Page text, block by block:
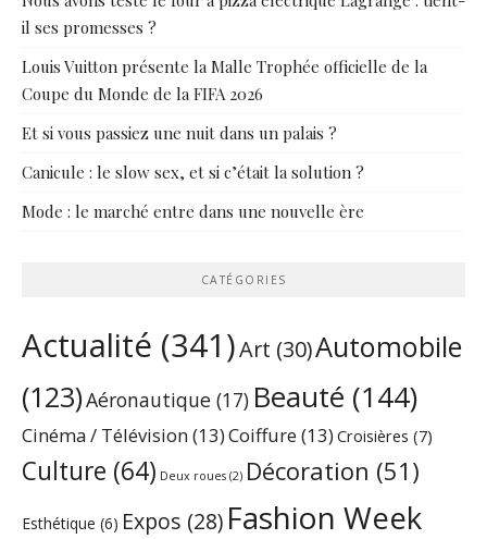
il ses promesses ?
Louis Vuitton présente la Malle Trophée officielle de la
Coupe du Monde de la FIFA 2026
Et si vous passiez une nuit dans un palais ?
Canicule : le slow sex, et si c’était la solution ?
Mode : le marché entre dans une nouvelle ère
CATÉGORIES
Actualité (341)Art (30)Automobile
(123)Aéronautique (17) Beauté (144)
Cinéma / Télévision(13)Coiffure(13) Croisières (7)
Culture (64) Deux roues (2) Décoration (51)
Esthétique (6) Expos (28) Fashion Week